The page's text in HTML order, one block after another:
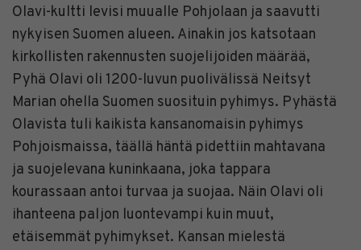
Olavi-kultti levisi muualle Pohjolaan ja saavutti
nykyisen Suomen alueen. Ainakin jos katsotaan
kirkollisten rakennusten suojelijoiden määrää,
Pyhä Olavi oli 1200-luvun puolivälissä Neitsyt
Marian ohella Suomen suosituin pyhimys. Pyhästä
Olavista tuli kaikista kansanomaisin pyhimys
Pohjoismaissa, täällä häntä pidettiin mahtavana
ja suojelevana kuninkaana, joka tappara
kourassaan antoi turvaa ja suojaa. Näin Olavi oli
ihanteena paljon luontevampi kuin muut,
etäisemmät pyhimykset. Kansan mielestä